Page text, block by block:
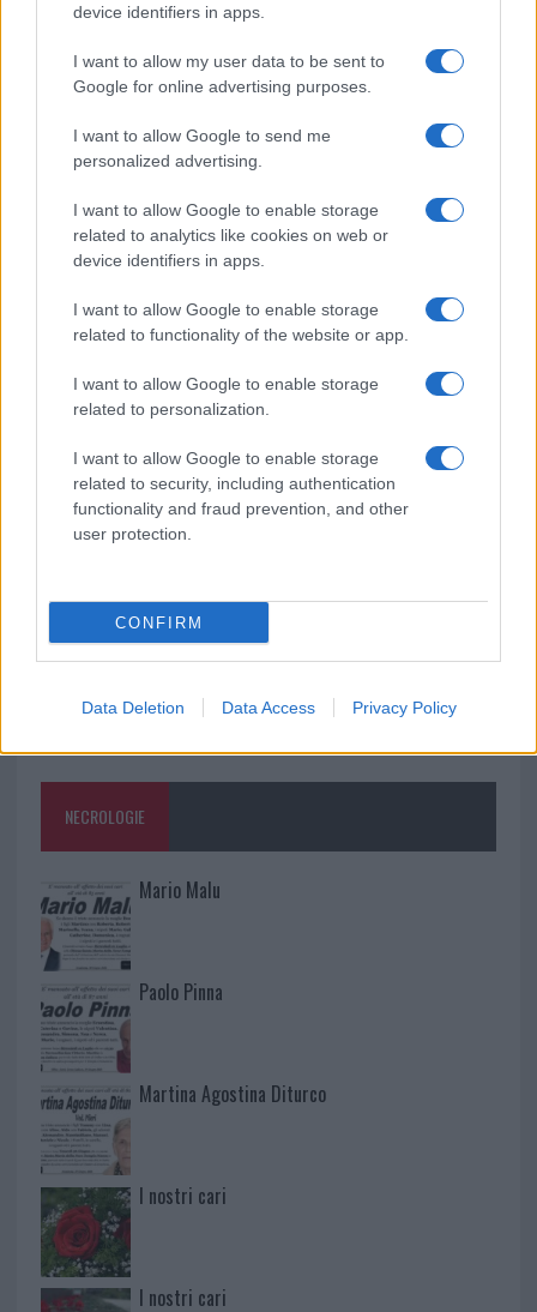
device identifiers in apps.
I want to allow my user data to be sent to
Google for online advertising purposes.
I want to allow Google to send me
personalized advertising.
I want to allow Google to enable storage
related to analytics like cookies on web or
device identifiers in apps.
I want to allow Google to enable storage
related to functionality of the website or app.
I want to allow Google to enable storage
related to personalization.
I want to allow Google to enable storage
related to security, including authentication
functionality and fraud prevention, and other
user protection.
CONFIRM
Data Deletion Data Access Privacy Policy
Michelle Hunziker in Gallura, bella anche dal
vivo: un amico vip svela come fa
Calangianus, dopo le polemiche il centro
accoglienza minori chiude
Olbia, divieto di sosta contro spaccio e degrado:
esplode la protesta
Pausa caffè impeccabile: come scegliere la
soluzione ideale per la casa e l’ufficio
Monte Pino, la fine di un lungo dolore: storia e
rinascita della strada che segnò la Gallura
NECROLOGIE
Mario Malu
Paolo Pinna
Martina Agostina Diturco
I nostri cari
I nostri cari